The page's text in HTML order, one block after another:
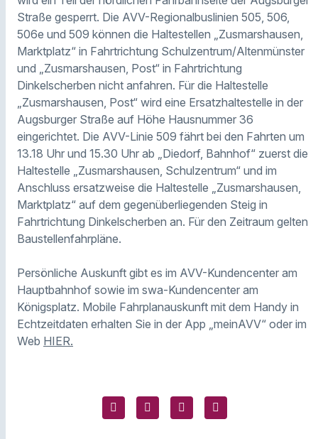
Straße gesperrt. Die AVV-Regionalbuslinien 505, 506,
506e und 509 können die Haltestellen „Zusmarshausen,
Marktplatz“ in Fahrtrichtung Schulzentrum/Altenmünster
und „Zusmarshausen, Post“ in Fahrtrichtung
Dinkelscherben nicht anfahren. Für die Haltestelle
„Zusmarshausen, Post“ wird eine Ersatzhaltestelle in der
Augsburger Straße auf Höhe Hausnummer 36
eingerichtet. Die AVV-Linie 509 fährt bei den Fahrten um
13.18 Uhr und 15.30 Uhr ab „Diedorf, Bahnhof“ zuerst die
Haltestelle „Zusmarshausen, Schulzentrum“ und im
Anschluss ersatzweise die Haltestelle „Zusmarshausen,
Marktplatz“ auf dem gegenüberliegenden Steig in
Fahrtrichtung Dinkelscherben an. Für den Zeitraum gelten
Baustellenfahrpläne.
Persönliche Auskunft gibt es im AVV-Kundencenter am
Hauptbahnhof sowie im swa-Kundencenter am
Königsplatz. Mobile Fahrplanauskunft mit dem Handy in
Echtzeitdaten erhalten Sie in der App „meinAVV“ oder im
Web HIER.